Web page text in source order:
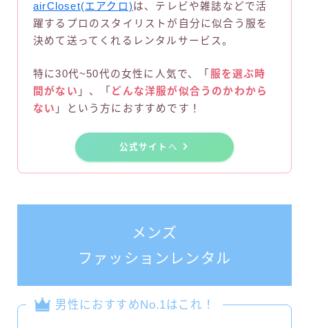
airCloset(エアクロ)は、テレビや雑誌などで活
躍するプロのスタイリストが自分に似合う服を
決めて送ってくれるレンタルサービス。
特に30代~50代の女性に人気で、「 服を選ぶ時
間がない 」、「 どんな洋服が似合うのかわから
ない 」という方におすすめです！
公式サイト へ
メンズ
ファッションレンタル
男性におすすめNo.1はこれ！